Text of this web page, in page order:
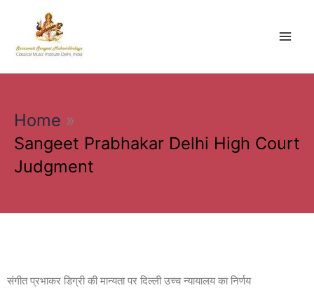
content
Home
Sangeet Prabhakar Delhi High Court
Judgment
संगीत प्रभाकर डिग्री की मान्यता पर दिल्ली उच्च न्यायालय का निर्णय